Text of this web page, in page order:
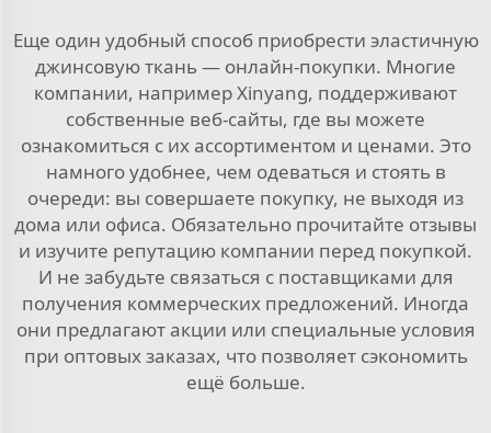
Еще один удобный способ приобрести эластичную
джинсовую ткань — онлайн-покупки. Многие
компании, например Xinyang, поддерживают
собственные веб-сайты, где вы можете
ознакомиться с их ассортиментом и ценами. Это
намного удобнее, чем одеваться и стоять в
очереди: вы совершаете покупку, не выходя из
дома или офиса. Обязательно прочитайте отзывы
и изучите репутацию компании перед покупкой.
И не забудьте связаться с поставщиками для
получения коммерческих предложений. Иногда
они предлагают акции или специальные условия
при оптовых заказах, что позволяет сэкономить
ещё больше.